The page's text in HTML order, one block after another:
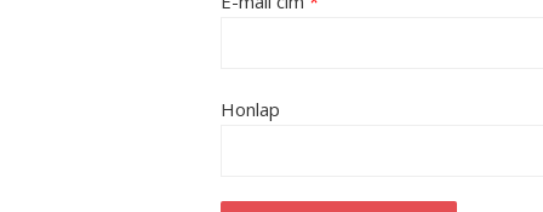
Honlap